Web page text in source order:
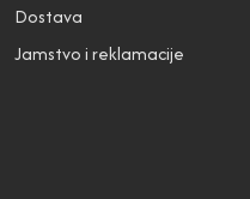
Dostava
Jamstvo i reklamacije